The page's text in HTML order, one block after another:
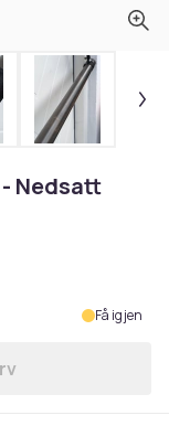
Nedsatt
Få igjen
til